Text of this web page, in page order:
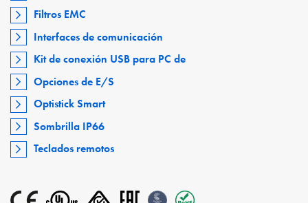
Filtros EMC
Interfaces de comunicación
Kit de conexión USB para PC de
Opciones de E/S
Optistick Smart
Sombrilla IP66
Teclados remotos